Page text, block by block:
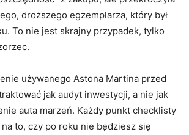
droższego egzemplarza, który był
To nie jest skrajny przypadek, tylko
używanego Astona Martina przed
jak audyt inwestycji, a nie jak
auta marzeń. Każdy punkt checklisty
na to, czy po roku nie będziesz się